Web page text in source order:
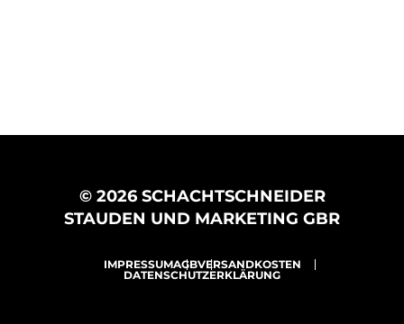
© 2026 SCHACHTSCHNEIDER
STAUDEN UND MARKETING GBR
IMPRESSUMAGBVERSANDKOSTEN
DATENSCHUTZERKLÄRUNG